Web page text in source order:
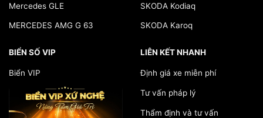
Mercedes GLE
MERCEDES AMG G 63
BIỂN SỐ VIP
Biển VIP
SKODA Kodiaq
SKODA Karoq
LIÊN KẾT NHANH
Định giá xe miễn phí
Tư vấn pháp lý
Thẩm định và tư vấn